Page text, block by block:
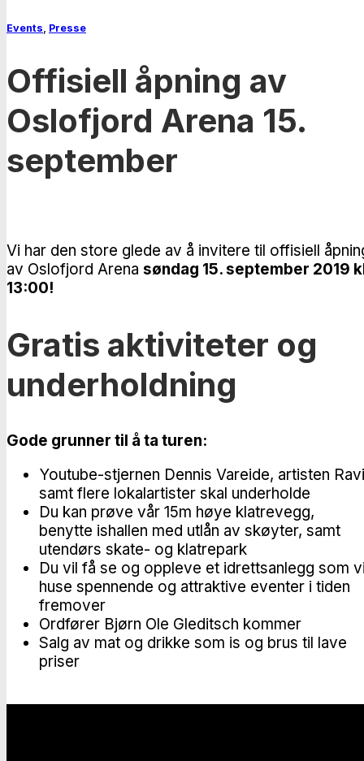
Events, Presse
Offisiell åpning av
Oslofjord Arena 15.
september
Vi har den store glede av å invitere til offisiell
av Oslofjord Arena søndag 15. september 2019
13:00!
Gratis aktiviteter og
underholdning
Gode grunner til å ta turen:
Youtube-stjernen Dennis Vareide, artisten
samt flere lokalartister skal underholde
Du kan prøve vår 15m høye klatrevegg,
benytte ishallen med utlån av skøyter, samt
utendørs skate- og klatrepark
Du vil få se og oppleve et idrettsanlegg som
huse spennende og attraktive eventer i tiden
fremover
Ordfører Bjørn Ole Gleditsch kommer
Salg av mat og drikke som is og brus til lave
priser